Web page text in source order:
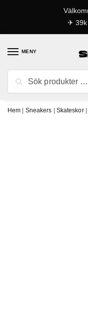
✈
MENY
efter:
Sök
Hem | Sneakers | Skateskor|